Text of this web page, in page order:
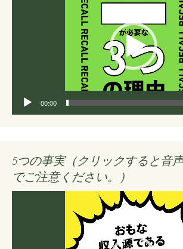
00:00
5つの事実（クリックすると音
でご注意ください。）